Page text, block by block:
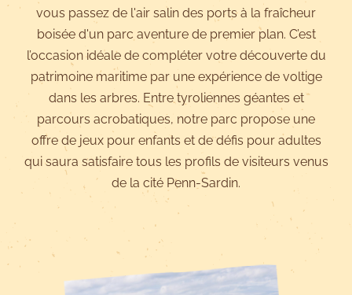
vous passez de l'air salin des ports à la fraîcheur
boisée d'un parc aventure de premier plan. C’est
l’occasion idéale de compléter votre découverte du
patrimoine maritime par une expérience de voltige
dans les arbres. Entre tyroliennes géantes et
parcours acrobatiques, notre parc propose une
offre de jeux pour enfants et de défis pour adultes
qui saura satisfaire tous les profils de visiteurs venus
de la cité Penn-Sardin.